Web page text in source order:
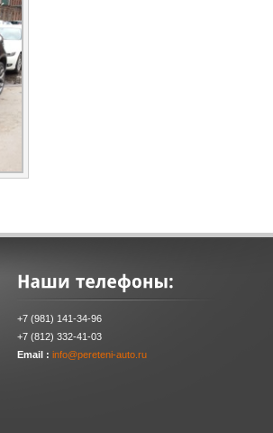
+7 (981) 141-34-96
+7 (812) 332-41-03
Email : info@pereteni-auto.ru